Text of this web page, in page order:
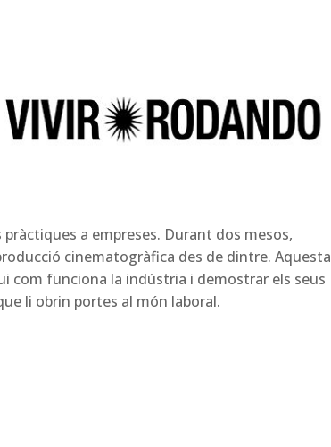
pràctiques a empreses. Durant dos mesos,
cinematogràfica des de dintre. Aquesta
com funciona la indústria i demostrar els seus
li obrin portes al món laboral.